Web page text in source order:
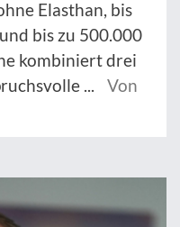
Elasthan, bis
bis zu 500.000
kombiniert drei
...
Von